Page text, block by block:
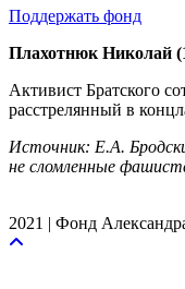
Поддержать фонд
Плахотнюк Николай
Активист Братского
расстрелянный в
Источник: Е.А.
не сломленные
2021 | Фонд